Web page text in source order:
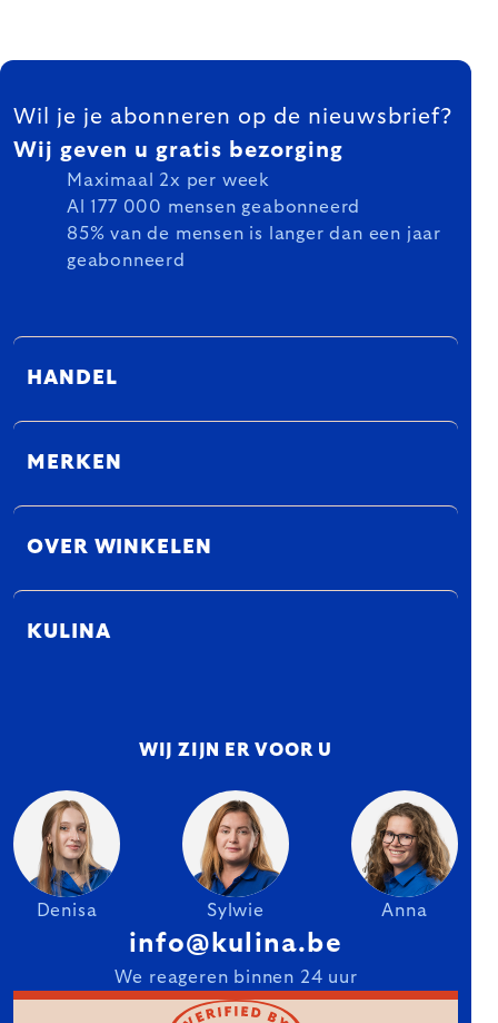
FOOTER
Wil je je abonneren op de nieuwsbrief?
Wij geven u gratis bezorging
Maximaal 2x per week
Al 177 000 mensen geabonneerd
85% van de mensen is langer dan een jaar
geabonneerd
HANDEL
MERKEN
OVER WINKELEN
KULINA
WIJ ZIJN ER VOOR U
Denisa Sylwie Anna
info@kulina.be
We reageren binnen 24 uur